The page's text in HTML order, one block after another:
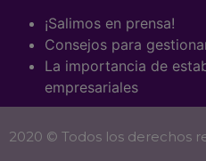
¡Salimos en prensa!
Consejos para
La importancia de
empresariales
2020 © Todos los derechos